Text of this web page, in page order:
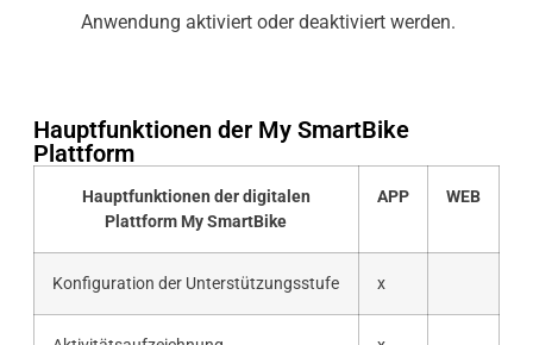
Anwendung aktiviert oder deaktiviert werden.
Hauptfunktionen der My SmartBike
Plattform
Hauptfunktionen der digitalen
Plattform My SmartBike
APP WEB
Konfiguration der Unterstützungsstufe x